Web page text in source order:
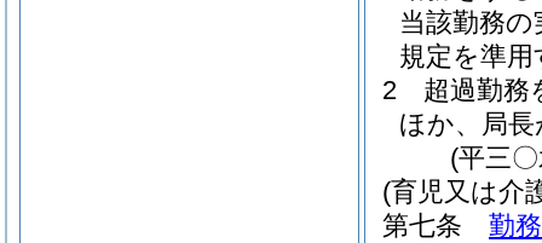
当該勤務
規定を準用
2
超過勤務
ほか、局
(平三
(育児又は介
第七条
勤